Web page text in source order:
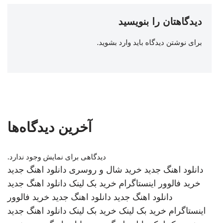
دیدگاهتان را بنویسید
برای نوشتن دیدگاه باید وارد بشوید.
آخرین دیدگاه‌ها
دیدگاهی برای نمایش وجود ندارد.
دانلود اهنگ جدید خرید شال و روسری دانلود اهنگ جدید
خرید فالوور اینستاگرام خرید بک لینک دانلود اهنگ جدید
دانلود اهنگ جدید دانلود اهنگ جدید خرید فالوور
اینستاگرام خرید بک لینک خرید بک لینک دانلود اهنگ جدید